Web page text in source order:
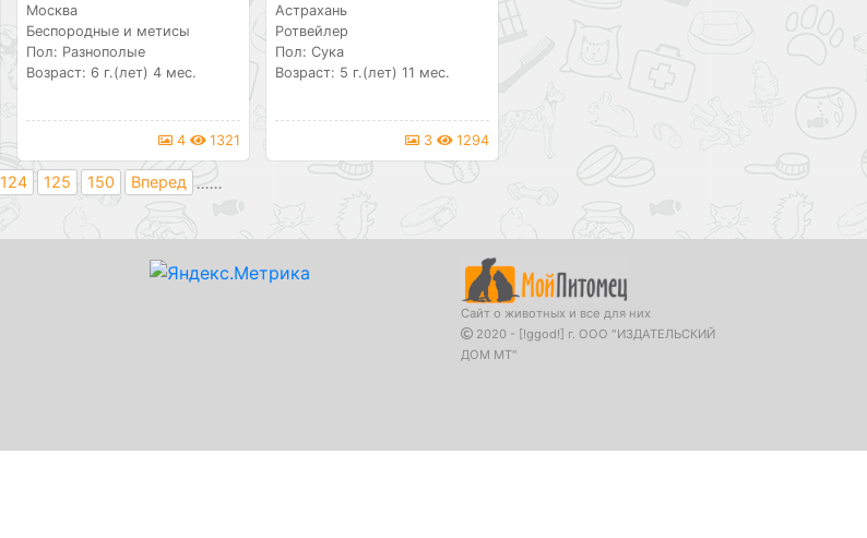
Москва
Беспородные и метисы
Пол: Разнополые
Возраст: 6 г.(лет) 4 мес.
4 1321
Астрахань
Ротвейлер
Пол: Сука
Возраст: 5 г.(лет) 11 мес.
3 1294
...
124 125 ...
150 Вперед
Сайт о животных и все для них
2020 - [!ggod!] г. ООО "ИЗДАТЕЛЬСКИЙ
ДОМ МТ"